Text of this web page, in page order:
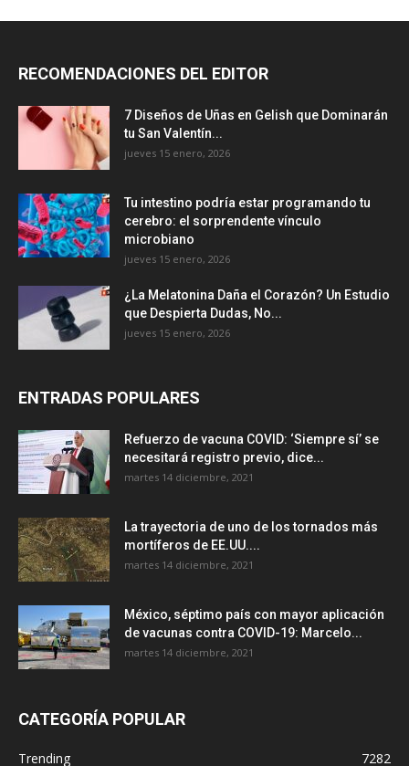
RECOMENDACIONES DEL EDITOR
7 Diseños de Uñas en Gelish que Dominarán
tu San Valentín...
jueves 15 enero, 2026
Tu intestino podría estar programando tu
cerebro: el sorprendente vínculo
microbiano
jueves 15 enero, 2026
¿La Melatonina Daña el Corazón? Un Estudio
que Despierta Dudas, No...
jueves 15 enero, 2026
ENTRADAS POPULARES
Refuerzo de vacuna COVID: ‘Siempre sí’ se
necesitará registro previo, dice...
martes 14 diciembre, 2021
La trayectoria de uno de los tornados más
mortíferos de EE.UU....
martes 14 diciembre, 2021
México, séptimo país con mayor aplicación
de vacunas contra COVID-19: Marcelo...
martes 14 diciembre, 2021
CATEGORÍA POPULAR
Trending
7282